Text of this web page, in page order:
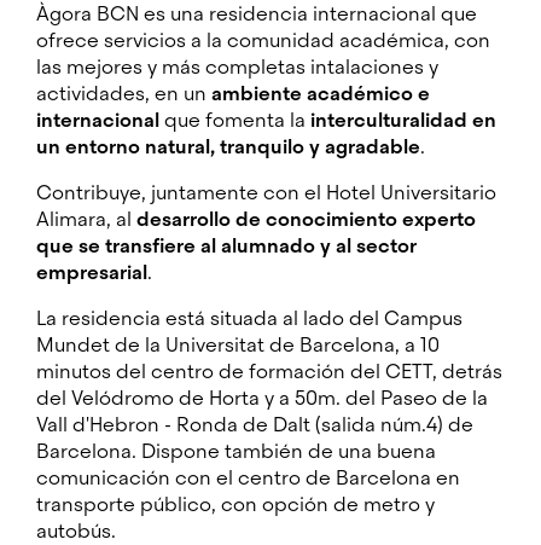
Àgora BCN es una residencia internacional que
ofrece servicios a la comunidad académica, con
las mejores y más completas intalaciones y
actividades, en un ambiente académico e
internacionalque fomenta la interculturalidad en
un entorno natural, tranquilo y agradable.
Contribuye, juntamente con el Hotel Universitario
Alimara, al desarrollo de conocimiento experto
que se transfiere al alumnado y al sector
empresarial.
La residencia está situada al lado del Campus
Mundet de la Universitat de Barcelona, a 10
minutos del centro de formación del CETT, detrás
del Velódromo de Horta y a 50m. del Paseo de la
Vall d'Hebron - Ronda de Dalt (salida núm.4) de
Barcelona. Dispone también de una buena
comunicación con el centro de Barcelona en
transporte público, con opción de metro y
autobús.